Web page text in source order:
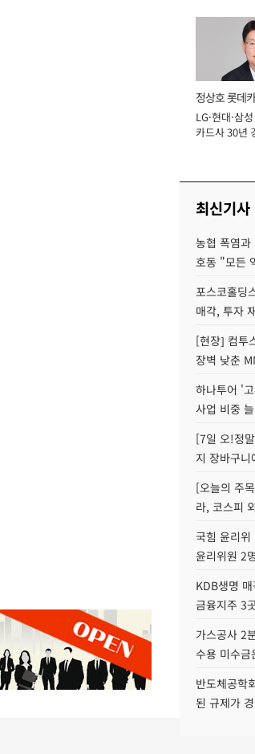
정상호 롯데
장
LG·현대·삼
카드사 30년
최신기사
농협 폭염
호동 "모든
포스코홀딩
매각, 투자
[현장] 컴투
장벽 낮춘
하나투어 '
사업 비중
[7일 오!정
지 장바구
[오늘의 주
라, 코스피
국힘 윤리위
윤리위원 2
KDB생명
금융지주 3
가스공사 2
수용 미수
반도체공학
된 규제가